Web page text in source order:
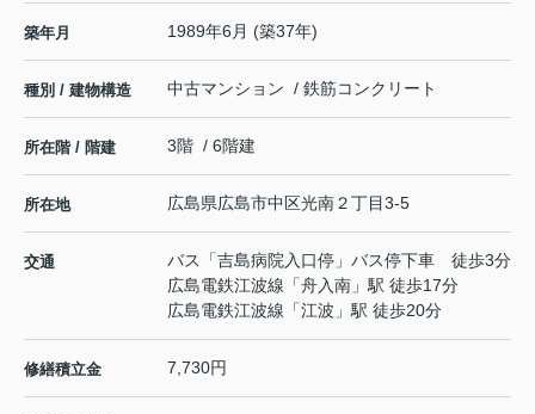
築年月 1989年6月 (築37年)
種別 / 建物構造 中古マンション / 鉄筋コンクリート
所在階 / 階建 3階 / 6階建
所在地 広島県広島市中区光南２丁目3-5
交通
バス「吉島病院入口停」バス停下車 徒歩3分
広島電鉄江波線 「舟入南 」駅 徒歩17分
広島電鉄江波線 「江波 」駅 徒歩20分
修繕積立金 7,730円